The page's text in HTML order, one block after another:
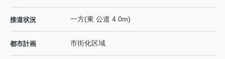
接道状況 一方(東 公道 4.0m)
都市計画 市街化区域